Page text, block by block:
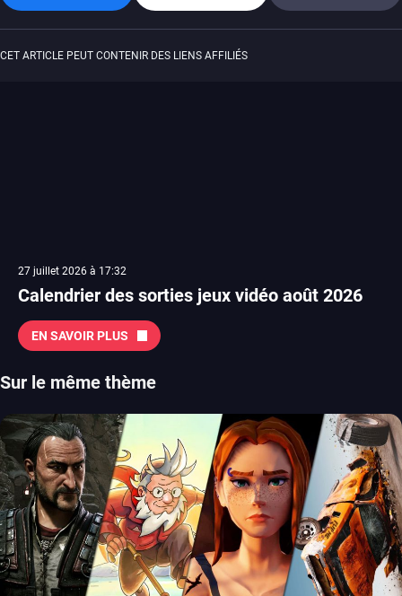
CET ARTICLE PEUT CONTENIR DES LIENS AFFILIÉS
27 juillet 2026 à 17:32
Calendrier des sorties jeux vidéo août 2026
EN SAVOIR PLUS
Sur le même thème